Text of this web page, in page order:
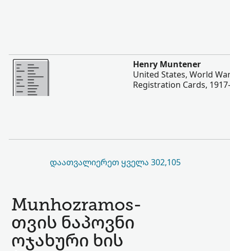
შევიტყოთ მეტი
Henry Muntener
United States, World
Registration Cards,
ᲓᲐᲐᲗᲕᲐᲚᲘᲔᲠᲔᲗ ᲧᲕᲔᲚᲐ 302,105
Munhozramos-
თვის ნაპოვნი
ოჯახური ხის